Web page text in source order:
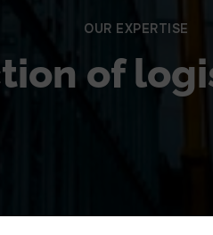
OUR EXPERTISE
of